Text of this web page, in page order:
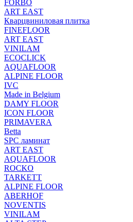
FORBO
ART EAST
Кварцвиниловая плитка
FINEFLOOR
ART EAST
VINILAM
ECOCLICK
AQUAFLOOR
ALPINE FLOOR
IVC
Made in Belgium
DAMY FLOOR
ICON FLOOR
PRIMAVERA
Betta
SPC ламинат
ART EAST
AQUAFLOOR
ROCKO
TARKETT
ALPINE FLOOR
ABERHOF
NOVENTIS
VINILAM